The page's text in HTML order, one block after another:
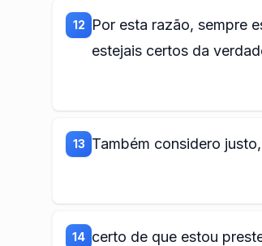
12
Por esta razão, sempre
estejais certos da
13 Também considero
14 certo de que estou